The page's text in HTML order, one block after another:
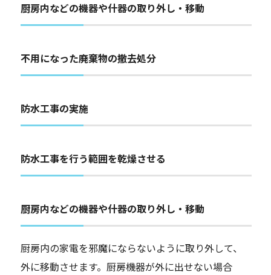
厨房内などの機器や什器の取り外し・移動
不用になった廃棄物の撤去処分
防水工事の実施
防水工事を行う範囲を乾燥させる
厨房内などの機器や什器の取り外し・移動
厨房内の家電を邪魔にならないように取り外して、
外に移動させます。厨房機器が外に出せない場合